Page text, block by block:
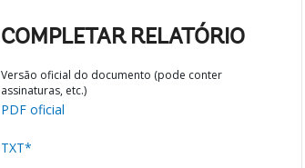
COMPLETAR RELATÓRIO
Versão oficial do documento (pode conter
assinaturas, etc.)
PDF oficial
TXT*